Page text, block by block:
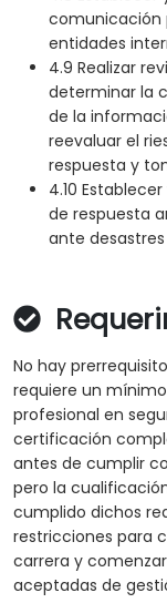
comunicación
entidades
4.9 Realizar
determinar la
de la
reevaluar el
respuesta y
4.10
de respuesta
ante
No hay
requiere un
profesional en
certificación
antes de cumplir
pero la
cumplido dichos
restricciones para
carrera y
aceptadas de